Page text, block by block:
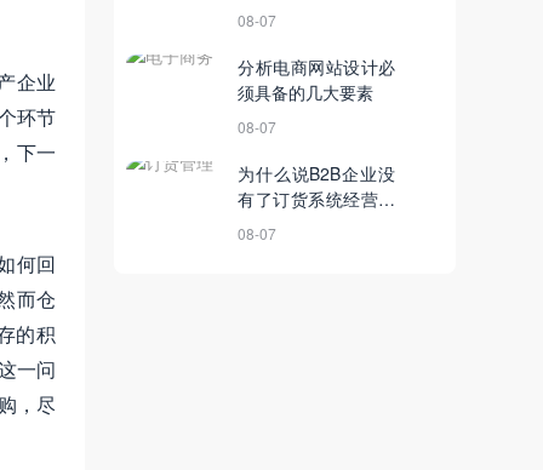
企业
环节
下一
何回
而仓
的积
一问
，尽
08-07
分析电商网站设计必
须具备的几大要素
08-07
为什么说B2B企业没
有了订货系统经营之
路会变得寸步难行
08-07